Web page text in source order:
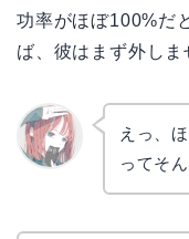
功率がほぼ100%だ
ば、彼はまず外しま
えっ、
ってそ